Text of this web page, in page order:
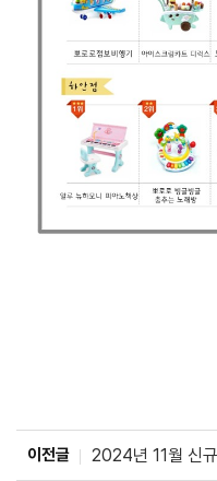
이전글 2024년 11월 신